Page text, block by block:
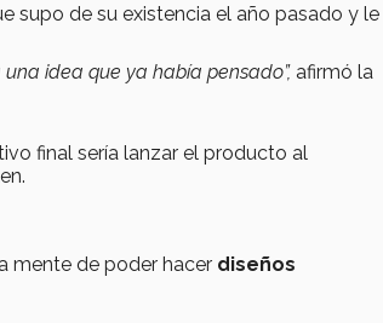
supo de su existencia el año pasado y le
idea que ya había pensado”, afirmó la
final sería lanzar el producto al
mente de poder hacer diseños